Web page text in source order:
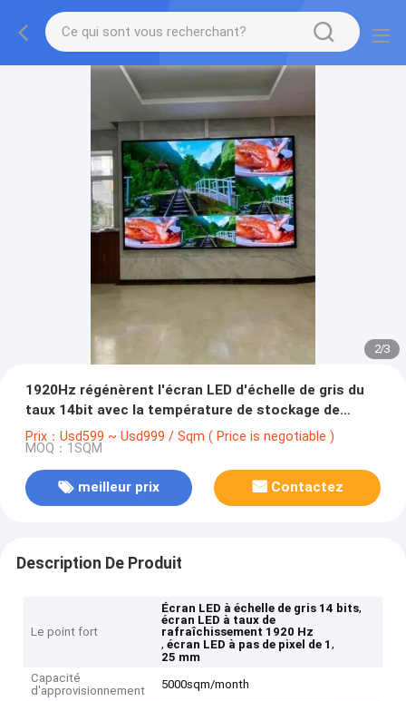
2/3
1920Hz régénèrent l'écran LED d'échelle de gris du
taux 14bit avec la température de stockage de
-40℃~60℃
Prix：Usd599 ~ Usd999 / Sqm ( Price is negotiable )
MOQ：1SQM
meilleur prix Contactez
Description De Produit
Le point fort
Écran LED à échelle de gris 14 bits,
écran LED à taux de
rafraîchissement 1920 Hz
,écran LED à pas de pixel de 1,
25 mm
Capacité
d'approvisionnement
5000sqm/month